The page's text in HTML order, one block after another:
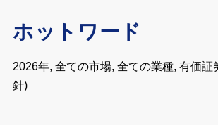
ホットワード
2026年, 全ての市場, 全ての業種, 有価証
針)